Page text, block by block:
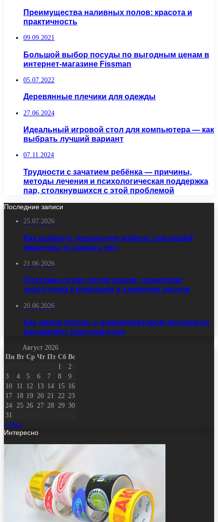
Преимущества наливных полов: красота и
практичность
09.09.2021
Большой выбор посуды по выгодным ценам в
интернет-магазине Fissman
05.07.2022
Деревянные плечики для одежды
27.06.2024
Идеальный игровой стол для компьютера — как
выбрать лучший вариант
07.11.2024
Трудности с зачатием ребёнка — причины,
методы лечения и психологическая поддержка
пар, столкнувшихся с этой проблемой
Последние записи
25.07.2026
Как выбрать идеальную мебель для вашей
квартиры и создать уют
21.06.2026
Подтяжка груди после родов: грамотная
подготовка к операции и снижение рисков
20.06.2026
Как двери капель с иллюминатором визуально
расширяют пространство
Август 2026
Пн Вт Ср Чт Пт Сб Вс
1
2
3
4 5 6 7 8
9
10
11 12 13 14 15 16
17
18 19 20 21 22 23
24 25 26 27 28 29 30
31
« Июл
Интересно